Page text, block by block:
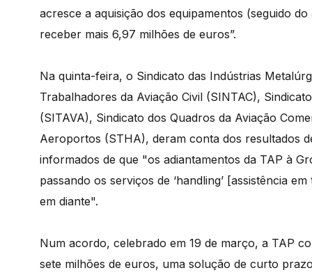
acresce a aquisição dos equipamentos (seguido
receber mais 6,97 milhões de euros”.
Na quinta-feira, o Sindicato das Indústrias
Trabalhadores da Aviação Civil (SINTAC),
(SITAVA), Sindicato dos Quadros da Aviação
Aeroportos (STHA), deram conta dos resultados
informados de que "os adiantamentos da TAP à
passando os serviços de ‘handling’ [assistência
em diante".
Num acordo, celebrado em 19 de março, a TAP
sete milhões de euros, uma solução de curto